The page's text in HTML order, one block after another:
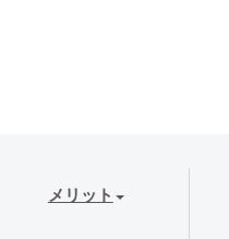
メリット